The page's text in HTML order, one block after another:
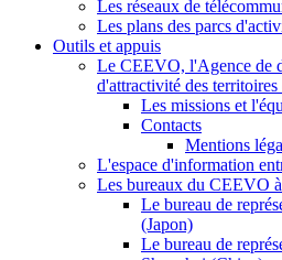
Les réseaux de
Les plans des parcs
Outils et appuis
Le CEEVO, l'Agence de
d'attractivité des
Les missions et
Contacts
Mentions
L'espace d'information
Les bureaux du CEEVO
Le bureau de
(Japon)
Le bureau de